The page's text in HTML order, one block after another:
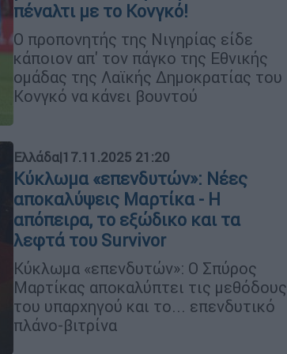
πέναλτι με το Κονγκό!
Ο προπονητής της Νιγηρίας είδε
κάποιον απ' τον πάγκο της Εθνικής
ομάδας της Λαϊκής Δημοκρατίας του
Κονγκό να κάνει βουντού
Ελλάδα|17.11.2025 21:20
Κύκλωμα «επενδυτών»: Νέες
αποκαλύψεις Μαρτίκα - Η
απόπειρα, το εξώδικο και τα
λεφτά του Survivor
Κύκλωμα «επενδυτών»: Ο Σπύρος
Μαρτίκας αποκαλύπτει τις μεθόδους
του υπαρχηγού και το... επενδυτικό
πλάνο-βιτρίνα